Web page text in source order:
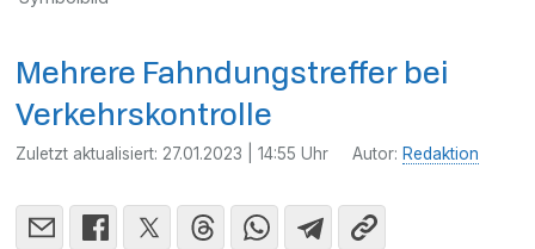
Mehrere Fahndungstreffer bei
Verkehrskontrolle
Zuletzt aktualisiert: 27.01.2023 | 14:55 Uhr Autor: Redaktion